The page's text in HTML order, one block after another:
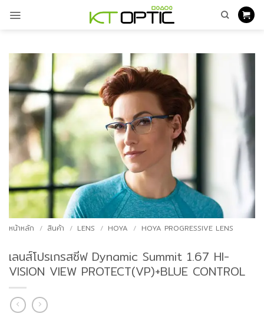
หน้าหลัก / สินค้า / LENS / HOYA / HOYA PROGRESSIVE LENS
เลนส์โปรเกรสซีฟ Dynamic Summit 1.67 HI-
VISION VIEW PROTECT(VP)+BLUE CONTROL